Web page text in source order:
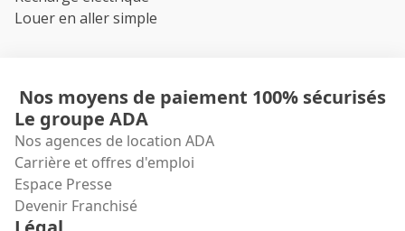
Louer en aller simple
Nos moyens de paiement 100% sécurisés
Le groupe ADA
Nos agences de location ADA
Carrière et offres d'emploi
Espace Presse
Devenir Franchisé